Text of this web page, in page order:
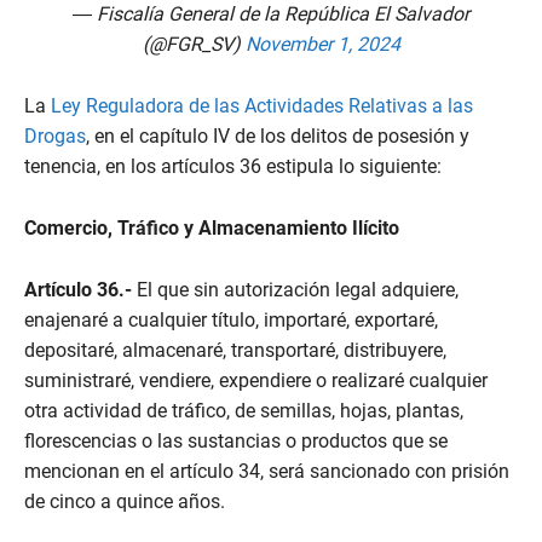
— Fiscalía General de la República El Salvador
(@FGR_SV) November 1, 2024
La Ley Reguladora de las Actividades Relativas a las
Drogas, en el capítulo IV de los delitos de posesión y
tenencia, en los artículos 36 estipula lo siguiente:
Comercio, Tráfico y Almacenamiento Ilícito
Artículo 36.- El que sin autorización legal adquiere,
enajenaré a cualquier título, importaré, exportaré,
depositaré, almacenaré, transportaré, distribuyere,
suministraré, vendiere, expendiere o realizaré cualquier
otra actividad de tráfico, de semillas, hojas, plantas,
florescencias o las sustancias o productos que se
mencionan en el artículo 34, será sancionado con prisión
de cinco a quince años.